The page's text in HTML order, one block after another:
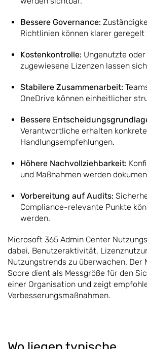
Bessere Governance:
Richtlinien können klarer geregelt
Kostenkontrolle: Ungenutzte
zugewiesene Lizenzen lassen
Stabilere Zusammenarbeit:
OneDrive können einheitlicher
Bessere
Verantwortliche erhalten konkrete
Handlungsempfehlungen.
Höhere Nachvollziehbarkeit:
und Maßnahmen werden
Vorbereitung auf Audits:
Compliance-relevante Punkte
werden.
Microsoft 365 Admin Center
dabei, Benutzeraktivität,
Nutzungstrends zu überwachen. Der
Score dient als Messgröße für den
einer Organisation und zeigt
Verbesserungsmaßnahmen.